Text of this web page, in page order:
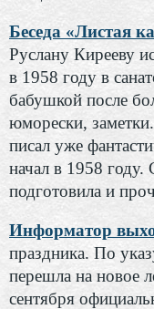
Беседа «Листая
Руслану Кирееву
в 1958 году в
бабушкой после
юморески,
писал уже
начал в 1958 году.
подготовила и
Информатор
праздника. По
перешла на новое
сентября